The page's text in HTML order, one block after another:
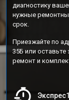
диагностику
нужные
срок.
Приезжайте по
35Б или оставьте
ремонт и